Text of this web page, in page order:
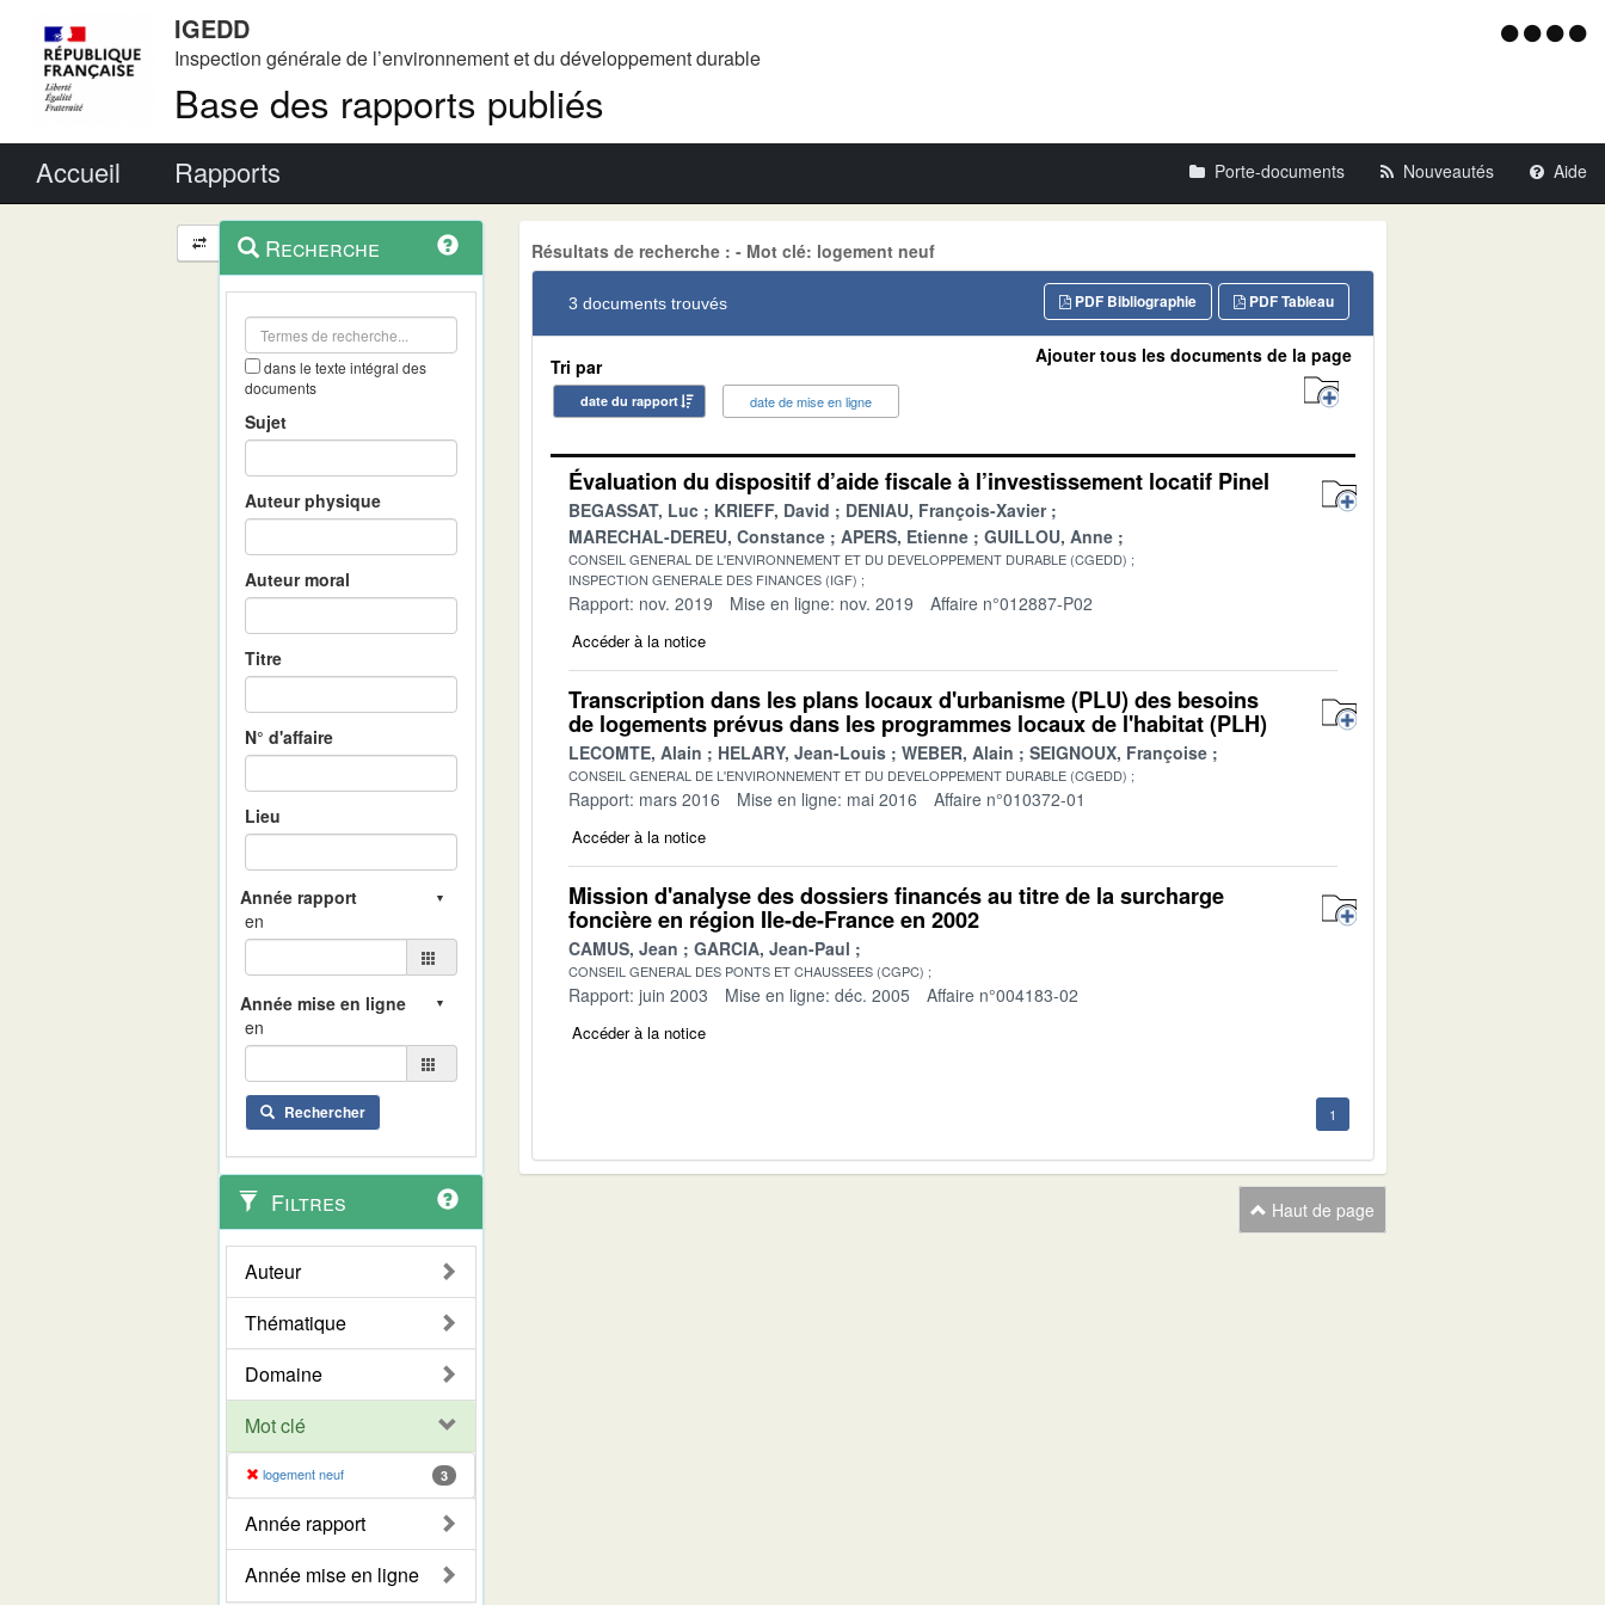
IGEDD
Inspection générale de l’environnement et du développement durable
Base des rapports publiés
Menu
Accueil Rapports Porte-documents Nouveautés Aide
Navigation
et
outils
contextuel
Recherche
dans le texte intégral des
documents
Sujet
Auteur physique
Auteur moral
Titre
N° d'affaire
Lieu
en
en
Rechercher
Filtres
Auteur
Thématique
Domaine
Mot clé
logement neuf 3
Année rapport
Année mise en ligne
Résultats de recherche : - Mot clé: logement neuf
3 documents trouvés PDF Tableau
PDF Bibliographie
Tri par
date du rapport date de mise en ligne
Ajouter tous les documents de la page
Évaluation du dispositif d’aide fiscale à l’investissement locatif Pinel
BEGASSAT, Luc KRIEFF, David
DENIAU, François-Xavier
MARECHAL-DEREU, Constance
APERS, Etienne GUILLOU, Anne
CONSEIL GENERAL DE L'ENVIRONNEMENT ET DU DEVELOPPEMENT DURABLE (CGEDD)
INSPECTION GENERALE DES FINANCES (IGF)
Rapport: nov. 2019 Mise en ligne: nov. 2019 Affaire n°012887-P02
Accéder à la notice
Transcription dans les plans locaux d'urbanisme (PLU) des besoins
de logements prévus dans les programmes locaux de l'habitat (PLH)
LECOMTE, Alain HELARY, Jean-Louis WEBER, Alain SEIGNOUX, Françoise
CONSEIL GENERAL DE L'ENVIRONNEMENT ET DU DEVELOPPEMENT DURABLE (CGEDD)
Rapport: mars 2016 Mise en ligne: mai 2016 Affaire n°010372-01
Accéder à la notice
Mission d'analyse des dossiers financés au titre de la surcharge
foncière en région Ile-de-France en 2002
CAMUS, Jean GARCIA, Jean-Paul
CONSEIL GENERAL DES PONTS ET CHAUSSEES (CGPC)
Rapport: juin 2003 Mise en ligne: déc. 2005 Affaire n°004183-02
Accéder à la notice
1
Haut de page